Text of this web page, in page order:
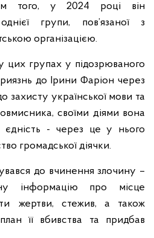
того, у 2024 році він
групи, пов’язаної з
організацією.
цих групах у підозрюваного
до Ірини Фаріон через
захисту української мови та
своїми діями вона
єдність - через це у нього
громадської діячки.
до вчинення злочину –
інформацію про місце
жертви, стежив, а також
її вбивства та придбав